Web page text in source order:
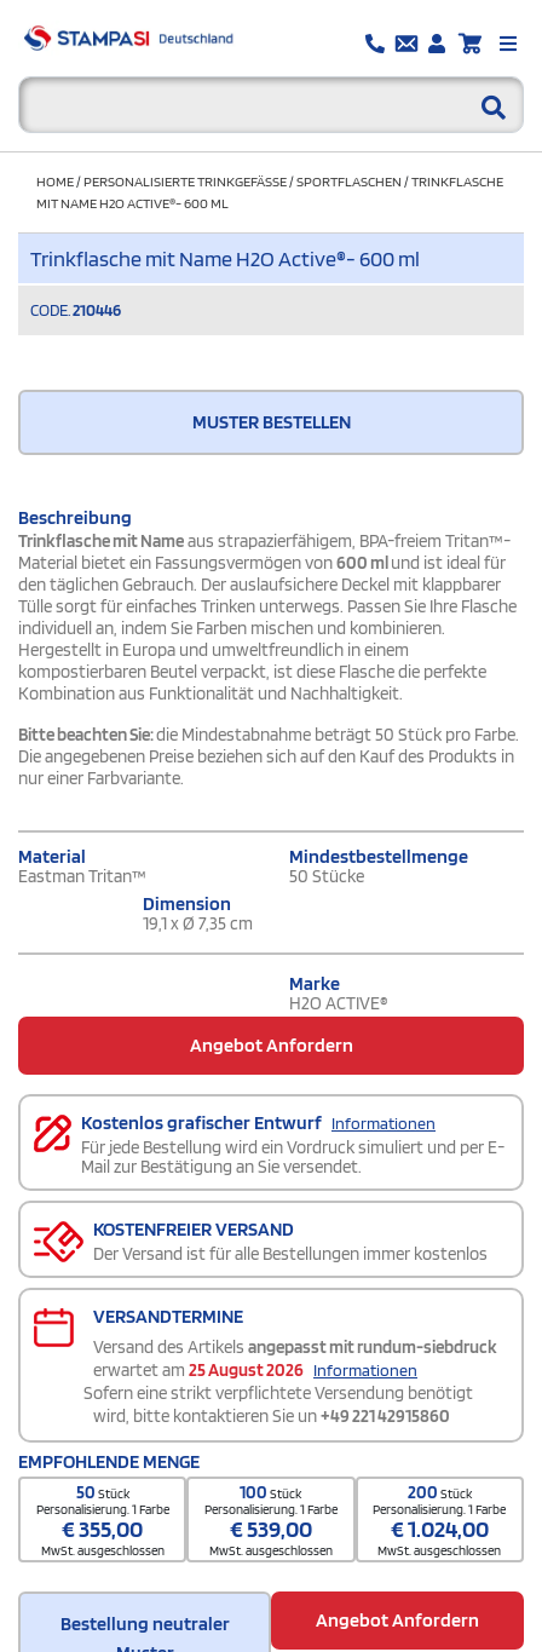
HOME/PERSONALISIERTE TRINKGEFÄSSE /SPORTFLASCHEN /TRINKFLASCHE
MIT NAME H2O ACTIVE®- 600 ML
Trinkflasche mit Name H2O Active®- 600 ml
CODE. 210446
MUSTER BESTELLEN
Beschreibung
Trinkflasche mit Nameaus strapazierfähigem, BPA-freiem Tritan™-
Material bietet ein Fassungsvermögen von600 mlund ist ideal für
den täglichen Gebrauch. Der auslaufsichere Deckel mit klappbarer
Tülle sorgt für einfaches Trinken unterwegs. Passen Sie Ihre Flasche
individuell an, indem Sie Farben mischen und kombinieren.
Hergestellt in Europa und umweltfreundlich in einem
kompostierbaren Beutel verpackt, ist diese Flasche die perfekte
Kombination aus Funktionalität und Nachhaltigkeit.
Bitte beachten Sie:die Mindestabnahme beträgt 50 Stück pro Farbe.
Die angegebenen Preise beziehen sich auf den Kauf des Produkts in
nur einer Farbvariante.
Material
Eastman Tritan™
Mindestbestellmenge
50 Stücke
Dimension
19,1 x Ø 7,35 cm
Marke
H2O ACTIVE®
Angebot Anfordern
Kostenlos grafischer Entwurf Informationen
Für jede Bestellung wird ein Vordruck simuliert und per E-
Mail zur Bestätigung an Sie versendet.
KOSTENFREIER VERSAND
Der Versand ist für alle Bestellungen immer kostenlos
VERSANDTERMINE
Versand des Artikels angepasst mit rundum-siebdruck
erwartet am 25 August 2026 Informationen
Sofern eine strikt verpflichtete Versendung benötigt
wird, bitte kontaktieren Sie un+49 221 42915860
EMPFOHLENDE MENGE
50 Stück
Personalisierung. 1 Farbe
€355,00
MwSt. ausgeschlossen
100Stück
Personalisierung. 1 Farbe
€539,00
MwSt. ausgeschlossen
200 Stück
Personalisierung. 1 Farbe
€1.024,00
MwSt. ausgeschlossen
Bestellung neutraler
Angebot Anfordern